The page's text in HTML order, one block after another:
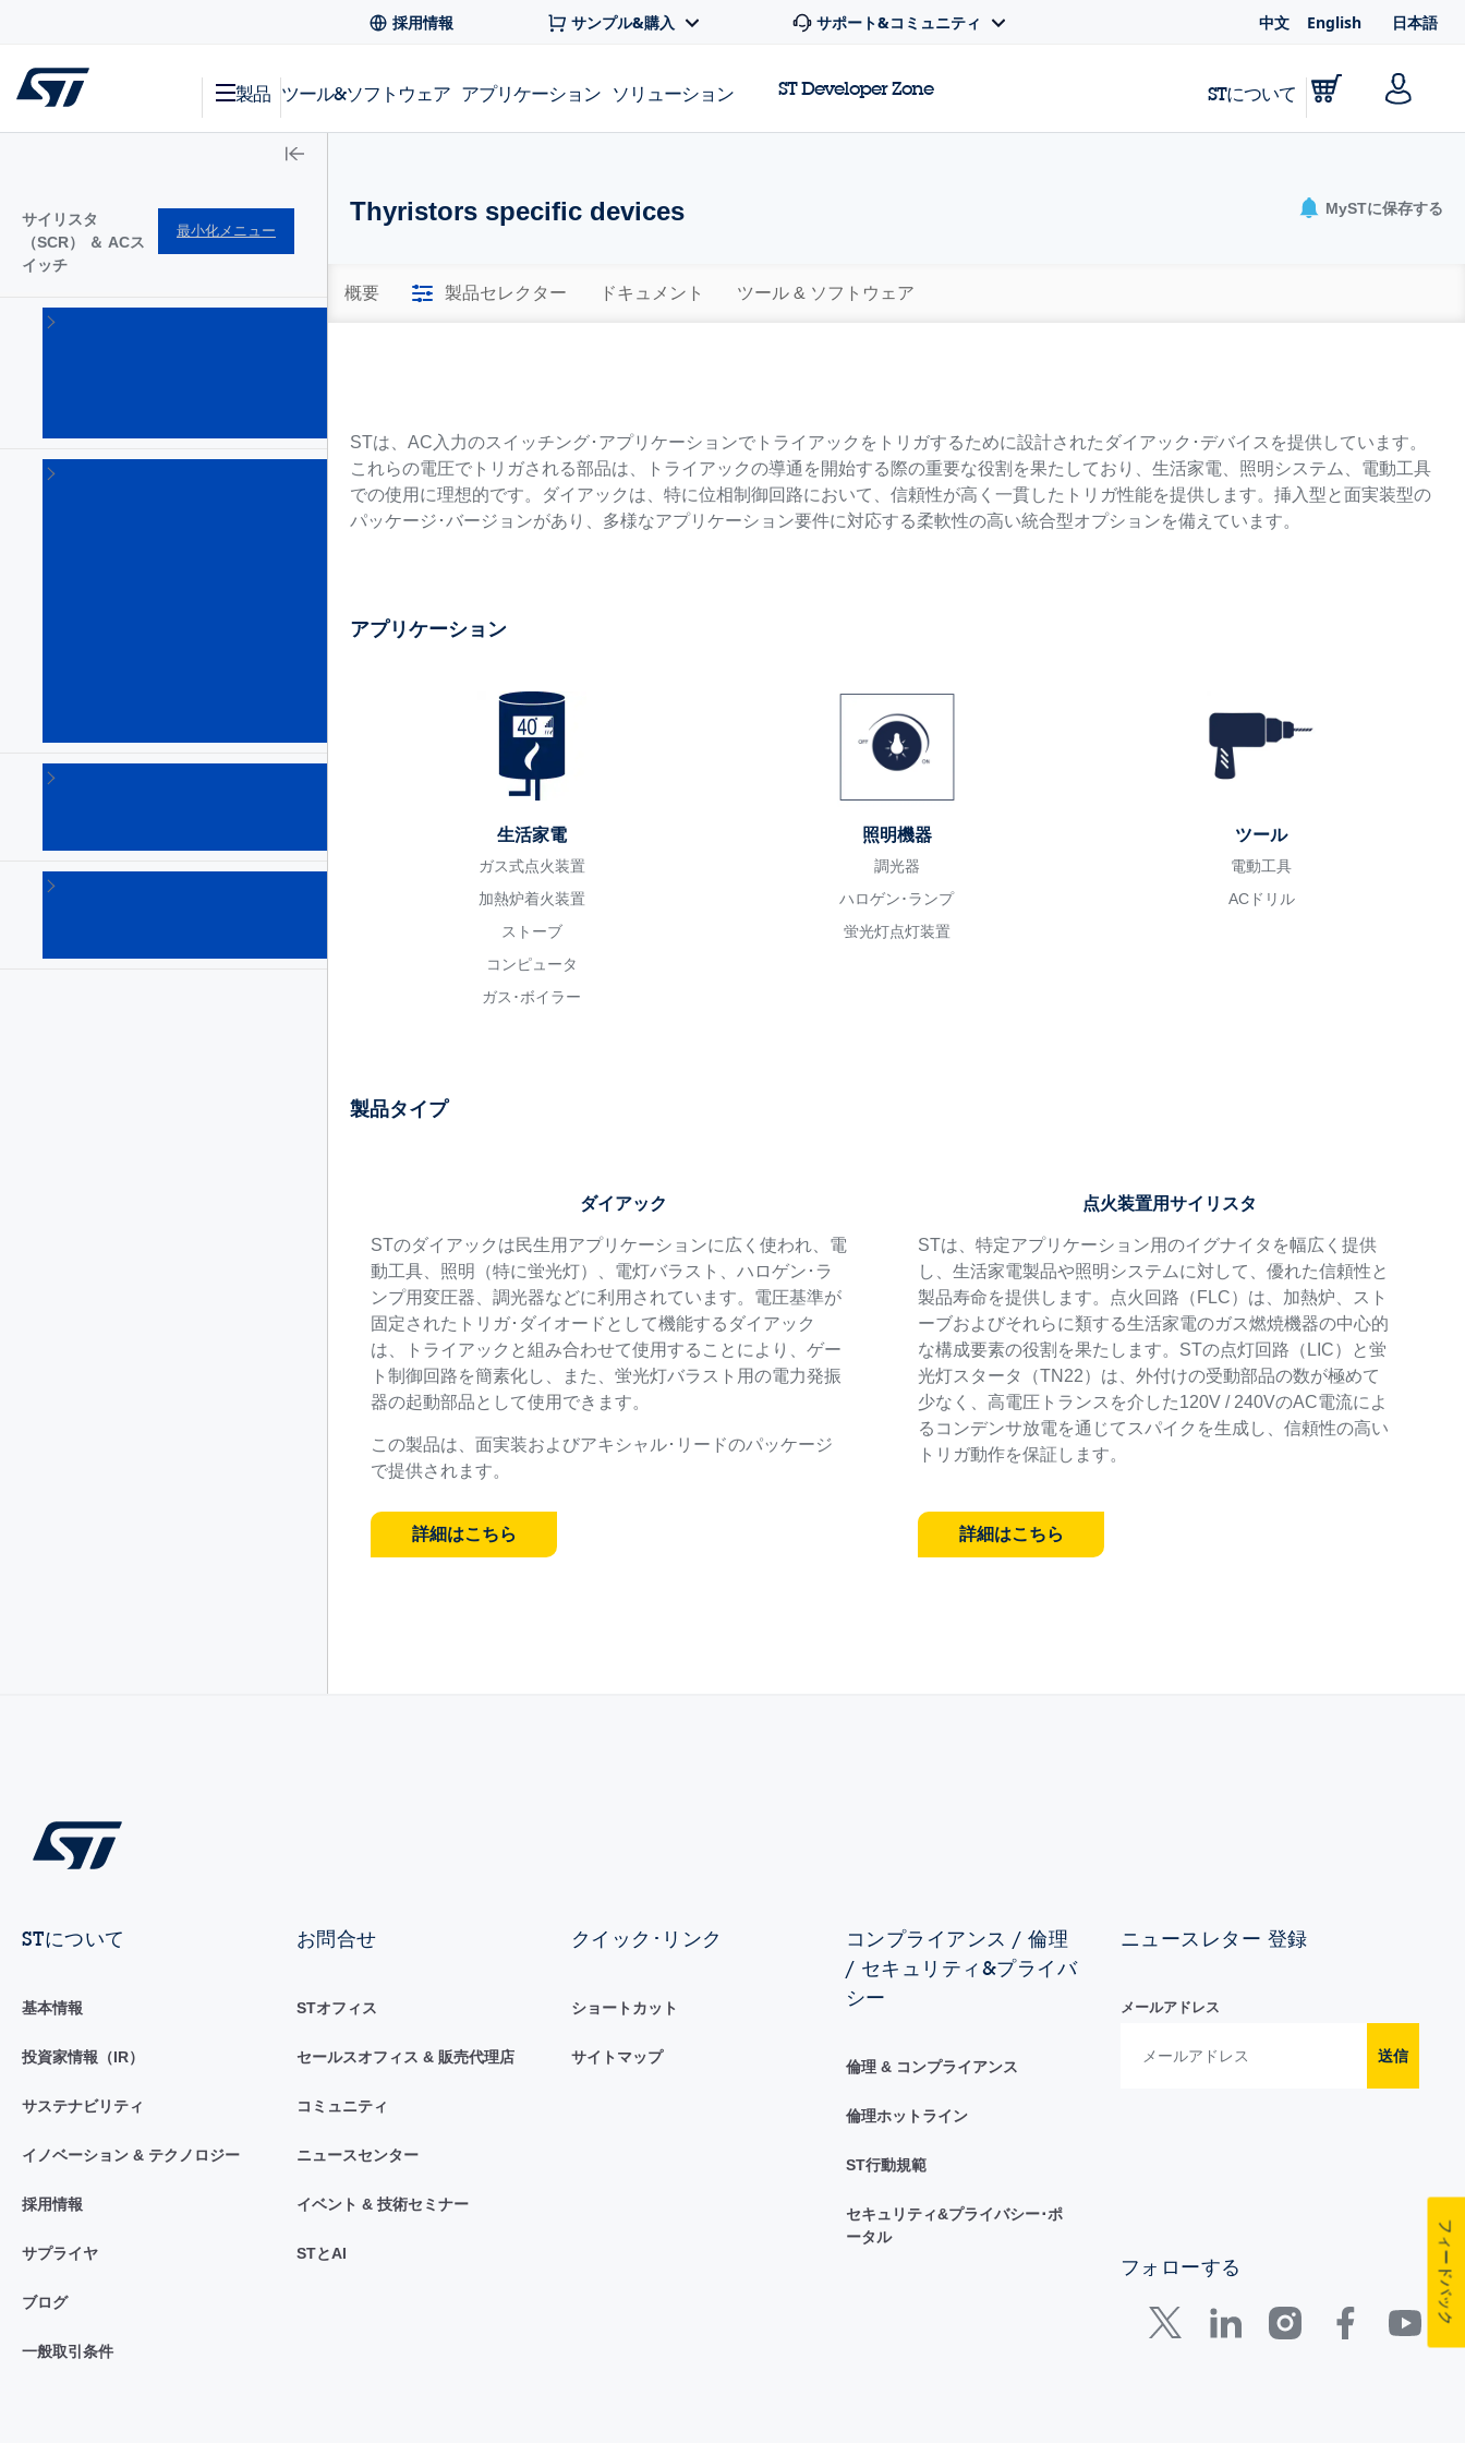
採用情報 サンプル&購入 サポート&コミュニティ 中文 English 日本語
製品 ツール&ソフトウェア アプリケーション ソリューション ST Developer Zone STについて
サイリスタ
（SCR） ＆ ACス
イッチ
最小化メニュー
Thyristors specific devices MySTに保存する
概要 製品セレクター ドキュメント ツール & ソフトウェア
STは、AC入力のスイッチング･アプリケーションでトライアックをトリガするために設計されたダイアック･デバイスを提供しています。
これらの電圧でトリガされる部品は、トライアックの導通を開始する際の重要な役割を果たしており、生活家電、照明システム、電動工具
での使用に理想的です。ダイアックは、特に位相制御回路において、信頼性が高く一貫したトリガ性能を提供します。挿入型と面実装型の
パッケージ･バージョンがあり、多様なアプリケーション要件に対応する柔軟性の高い統合型オプションを備えています。
アプリケーション
生活家電
ガス式点火装置
加熱炉着火装置
ストーブ
コンピュータ
ガス･ボイラー
照明機器
調光器
ハロゲン･ランプ
蛍光灯点灯装置
ツール
電動工具
ACドリル
製品タイプ
ダイアック
STのダイアックは民生用アプリケーションに広く使われ、電
動工具、照明（特に蛍光灯）、電灯バラスト、ハロゲン･ラ
ンプ用変圧器、調光器などに利用されています。電圧基準が
固定されたトリガ･ダイオードとして機能するダイアック
は、トライアックと組み合わせて使用することにより、ゲー
ト制御回路を簡素化し、また、蛍光灯バラスト用の電力発振
器の起動部品として使用できます。
この製品は、面実装およびアキシャル･リードのパッケージ
で提供されます。
詳細はこちら
点火装置用サイリスタ
STは、特定アプリケーション用のイグナイタを幅広く提供
し、生活家電製品や照明システムに対して、優れた信頼性と
製品寿命を提供します。点火回路（FLC）は、加熱炉、スト
ーブおよびそれらに類する生活家電のガス燃焼機器の中心的
な構成要素の役割を果たします。STの点灯回路（LIC）と蛍
光灯スタータ（TN22）は、外付けの受動部品の数が極めて
少なく、高電圧トランスを介した120V / 240VのAC電流によ
るコンデンサ放電を通じてスパイクを生成し、信頼性の高い
トリガ動作を保証します。
詳細はこちら
STについて
基本情報
投資家情報（IR）
サステナビリティ
イノベーション & テクノロジー
採用情報
サプライヤ
ブログ
一般取引条件
お問合せ
STオフィス
セールスオフィス & 販売代理店
コミュニティ
ニュースセンター
イベント & 技術セミナー
STとAI
クイック･リンク
ショートカット
サイトマップ
コンプライアンス / 倫理
/ セキュリティ&プライバ
シー
倫理 & コンプライアンス
倫理ホットライン
ST行動規範
セキュリティ&プライバシー･ポ
ータル
ニュースレター 登録
メールアドレス
送信
フォローする フィードバック